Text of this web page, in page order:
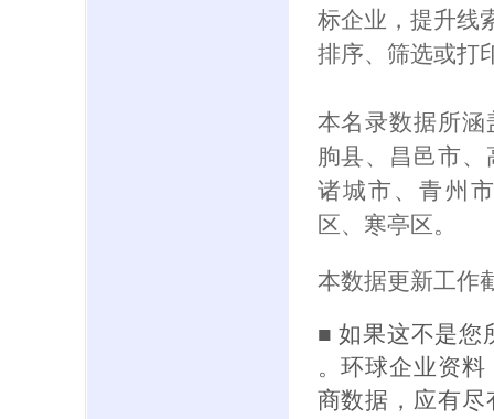
标企业，提升线
排序、筛选或打
本名录数据所
朐县、昌邑市
诸城市、青州
区、寒亭区。
本数据更新工作
■ 如果这不是您
。环球企业资
商数据，应有